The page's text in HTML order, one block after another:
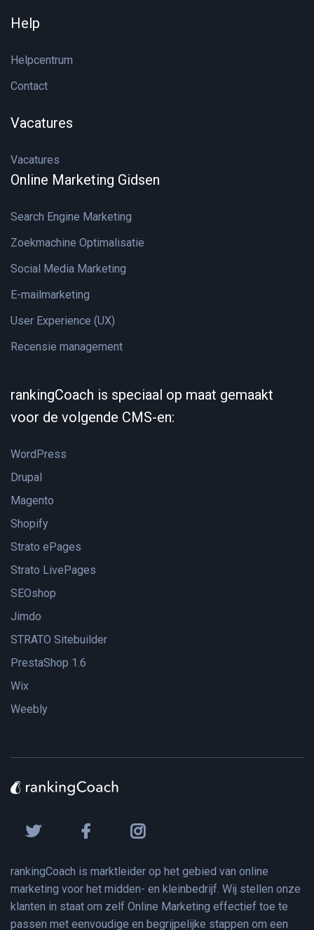
Help
Helpcentrum
Contact
Vacatures
Vacatures
Online Marketing Gidsen
Search Engine Marketing
Zoekmachine Optimalisatie
Social Media Marketing
E-mailmarketing
User Experience (UX)
Recensie management
rankingCoach is speciaal op maat gemaakt
voor de volgende CMS-en:
WordPress
Drupal
Magento
Shopify
Strato ePages
Strato LivePages
SEOshop
Jimdo
STRATO Sitebuilder
PrestaShop 1.6
Wix
Weebly
rankingCoach is marktleider op het gebied van online
marketing voor het midden- en kleinbedrijf. Wij stellen onze
klanten in staat om zelf Online Marketing effectief toe te
passen met eenvoudige en begrijpelijke stappen om een